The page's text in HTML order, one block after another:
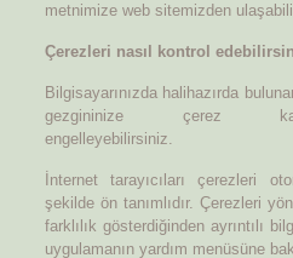
metnimize web sitemizden
Çerezleri nasıl kontrol
Bilgisayarınızda halihazırda
gezgininize çerez
engelleyebilirsiniz.
İnternet tarayıcıları çerezleri
şekilde ön tanımlıdır. Çerezleri
farklılık gösterdiğinden ayrıntılı
uygulamanın yardım menüsüne